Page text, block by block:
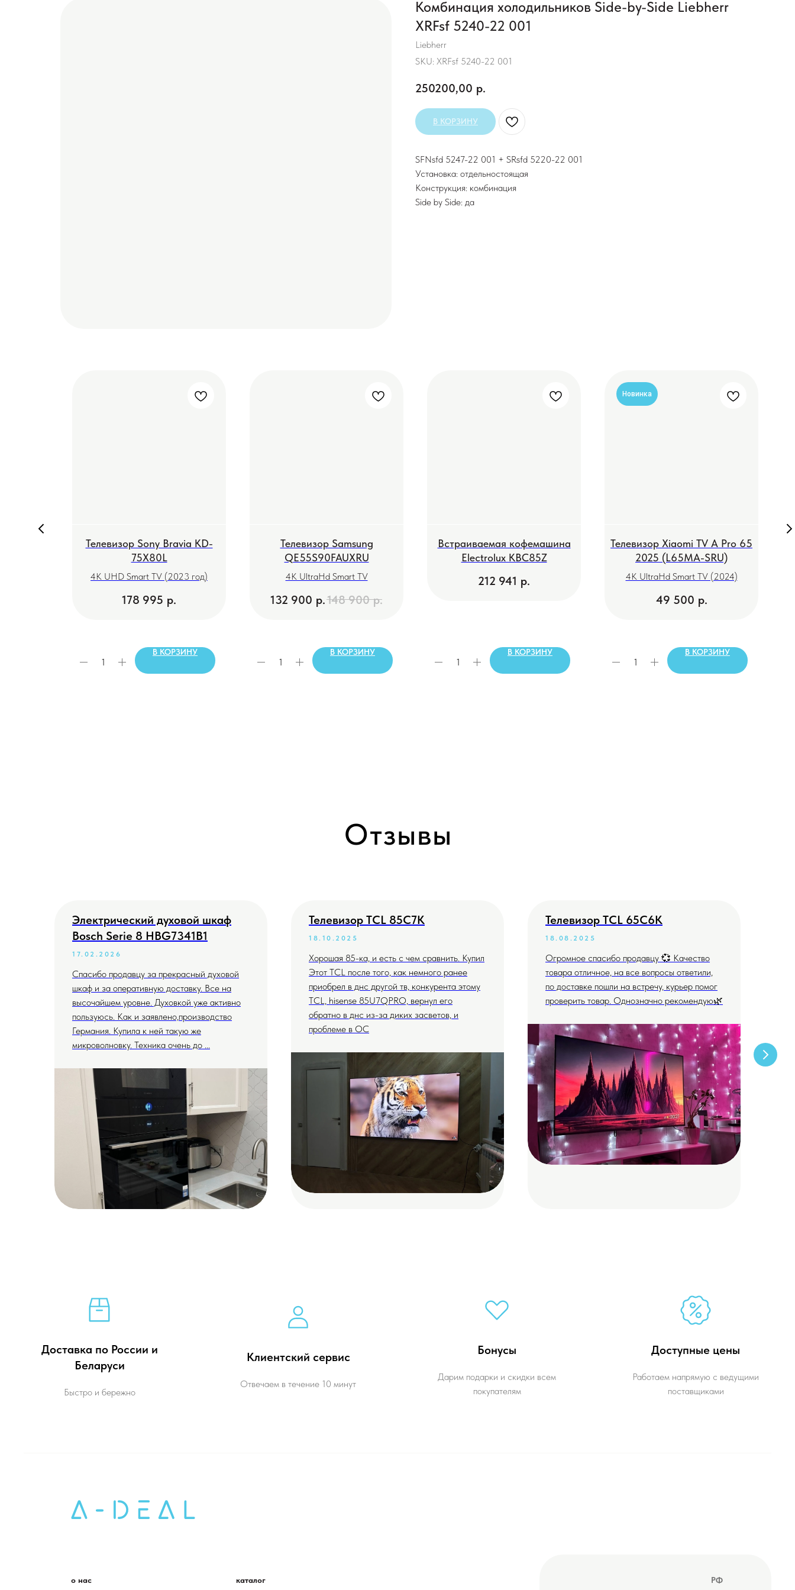
Комбинация холодильников Side-by-Side Liebherr
XRFsf 5240-22 001
Liebherr
SKU: XRFsf 5240-22 001
250200,00 р.
В КОРЗИНУ
SFNsfd 5247-22 001 + SRsfd 5220-22 001
Установка: отдельностоящая
Конструкция: комбинация
Side by Side: да
Телевизор Sony Bravia KD-
75X80L
4K UHD Smart TV (2023 год)
178 995 р.
В КОРЗИНУ
Телевизор Samsung
QE55S90FAUXRU
4K UltraHd Smart TV
132 900 р.148 900 р.
В КОРЗИНУ
Встраиваемая кофемашина
Electrolux KBC85Z
212 941 р.
В КОРЗИНУ
Новинка
Телевизор Xiaomi TV A Pro 65
2025 (L65MA-SRU)
4K UltraHd Smart TV (2024)
49 500 р.
В КОРЗИНУ
Отзывы
Электрический духовой шкаф
Bosch Serie 8 HBG7341B1
17.02.2026
Спасибо продавцу за прекрасный духовой
шкаф и за оперативную доставку. Все на
высочайшем уровне. Духовкой уже активно
пользуюсь. Как и заявлено,производство
Германия. Купила к ней такую же
микроволновку. Техника очень до ...
Телевизор TCL 85C7K
18.10.2025
Хорошая 85-ка, и есть с чем сравнить. Купил
Этот TCL после того, как немного ранее
приобрел в днс другой тв, конкурента этому
TCL, hisense 85U7QPRO, вернул его
обратно в днс из-за диких засветов, и
проблеме в ОС
Телевизор TCL 65C6K
18.08.2025
Огромное спасибо продавцу 💞 Качество
товара отличное, на все вопросы ответили,
по доставке пошли на встречу, курьер помог
проверить товар. Однозначно рекомендую🌿
Доставка по России и
Беларуси
Быстро и бережно
Клиентский сервис
Отвечаем в течение 10 минут
Бонусы
Дарим подарки и скидки всем
покупателям
Доступные цены
Работаем напрямую с ведущими
поставщиками
РФ
о нас каталог